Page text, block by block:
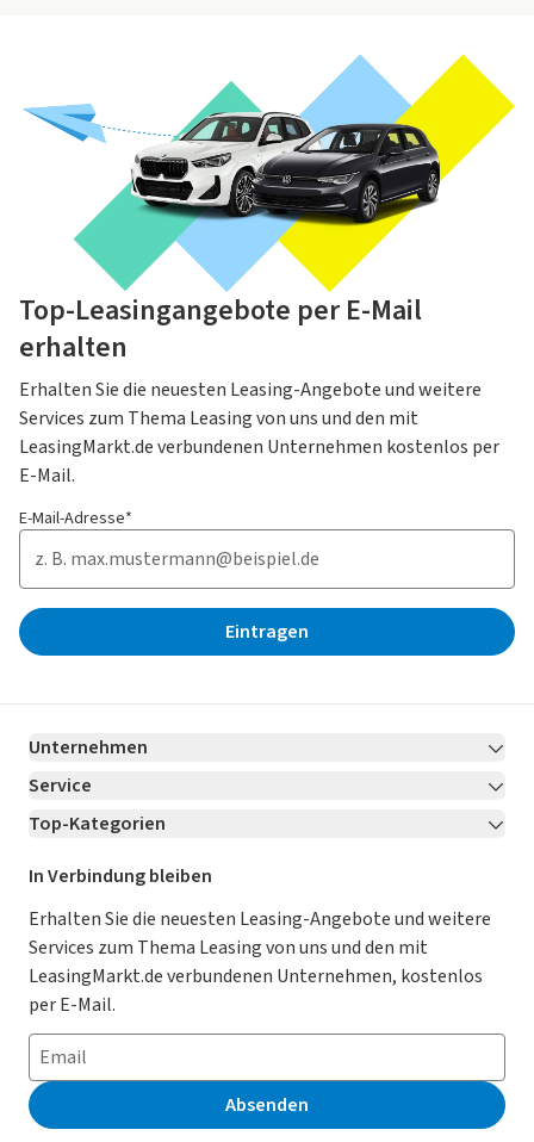
Top-Leasingangebote per E-Mail
erhalten
Erhalten Sie die neuesten Leasing-Angebote und weitere
Services zum Thema Leasing von uns und den mit
LeasingMarkt.de verbundenen Unternehmen kostenlos per
E-Mail.
E-Mail-Adresse*
Eintragen
Unternehmen
Über LeasingMarkt.de
Karriere Jetzt bewerben!
Für Händler
Kooperation mit AutoScout24
AGB
Datenschutz
Impressum
Erklärung zur Barrierefreiheit
Presse
Service
Kontakt
Ratgeber
Magazin
Datenschutz-Einstellungen
So funktioniert’s
Häufig gestellte Fragen
Leasing-Lexikon
Auto-Tests
Top-Kategorien
Leasing Deals
Gebrauchtwagen Leasing
Leasing ohne Anzahlung
E-Auto Leasing
Privatleasing
Leasing-Vergleiche
Herstellerverzeichnis
In Verbindung bleiben
Erhalten Sie die neuesten Leasing-Angebote und weitere
Services zum Thema Leasing von uns und den mit
LeasingMarkt.de verbundenen Unternehmen, kostenlos
per E-Mail.
Absenden